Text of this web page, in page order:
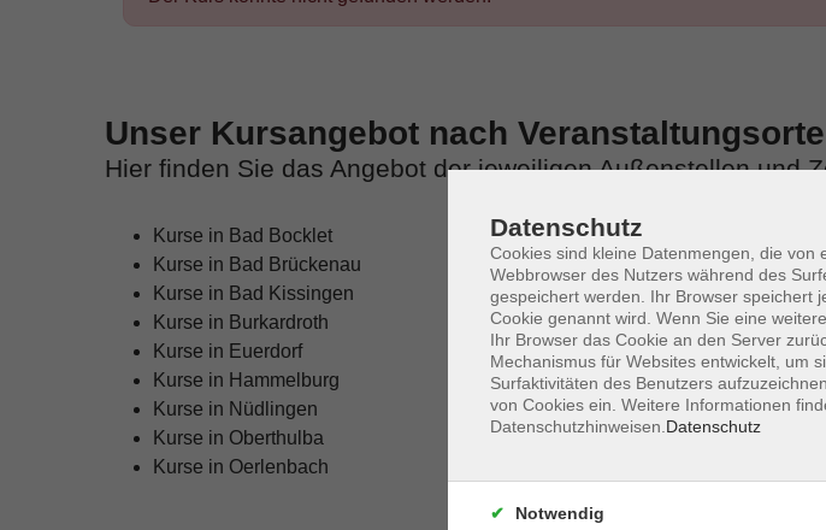
Unser Kursangebot nach
Hier finden Sie das Angebot der jeweiligen Außenstellen und
Kurse in Bad Bocklet
Kurse in Bad Brückenau
Kurse in Bad Kissingen
Kurse in Burkardroth
Kurse in Euerdorf
Kurse in Hammelburg
Kurse in Nüdlingen
Kurse in Oberthulba
Kurse in Oerlenbach
Datenschutz
Cookies sind kleine Datenmengen, die von
Webbrowser des Nutzers während des
gespeichert werden. Ihr Browser speichert
Cookie genannt wird. Wenn Sie eine
Ihr Browser das Cookie an den Server
Mechanismus für Websites entwickelt, um
Surfaktivitäten des Benutzers
von Cookies ein. Weitere Informationen
Datenschutzhinweisen. Datenschutz
Notwendig